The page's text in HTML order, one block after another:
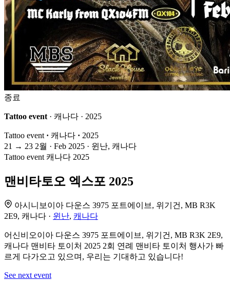
종료
Tattoo event · 캐나다 · 2025
Tattoo event · 캐나다 · 2025
21 → 23 2월 · Feb 2025 · 윈난, 캐나다
Tattoo event 캐나다 2025
맨비타토오 엑스포 2025
아시니보이아 다운스 3975 포트에이브, 위기건, MB R3K
2E9, 캐나다 · 윈난, 캐나다
어신비오이아 다운스 3975 포트에이브, 위기건, MB R3K 2E9,
캐나다 맨비타 토이처 2025 2회 연례 맨비타 토이처 행사가 빠
르게 다가오고 있으며, 우리는 기대하고 있습니다!
See next event